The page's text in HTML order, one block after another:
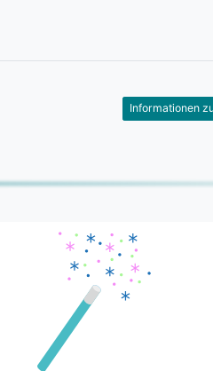
Informationen